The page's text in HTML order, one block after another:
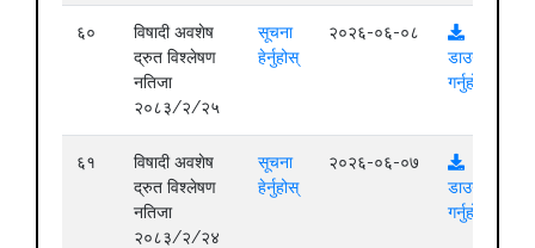
६०
विषादी अवशेष
द्रुत विश्लेषण
नतिजा
२०८३/२/२५
सूचना
हेर्नुहोस्
२०२६-०६-०८
डाउनलोड
गर्नुहोस्
६१
विषादी अवशेष
द्रुत विश्लेषण
नतिजा
२०८३/२/२४
सूचना
हेर्नुहोस्
२०२६-०६-०७
डाउनलोड
गर्नुहोस्